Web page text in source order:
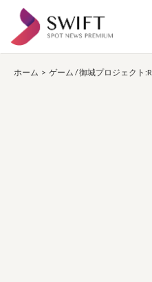
テ
ホーム > ゲーム /御城プロジェクト